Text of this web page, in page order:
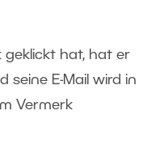
geklickt hat, hat er
seine E-Mail wird in
Vermerk